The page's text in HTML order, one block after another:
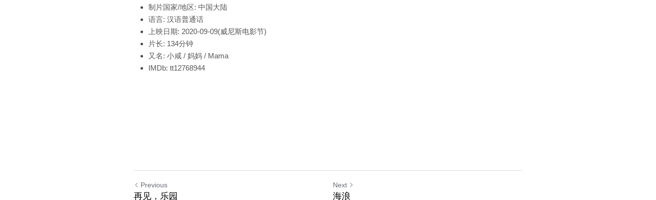
制片国家/地区: 中国大陆
语言: 汉语普通话
上映日期: 2020-09-09(威尼斯电影节)
片长: 134分钟
又名: 小咸 / 妈妈 / Mama
IMDb: tt12768944
Previous
再见，乐园
Next
海浪